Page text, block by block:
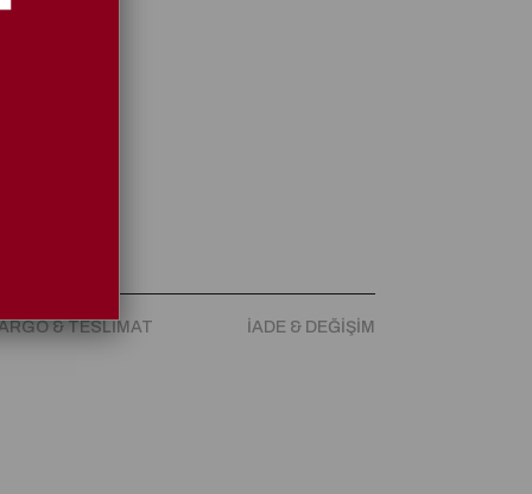
& TESLIMAT İADE & DEĞIŞIM